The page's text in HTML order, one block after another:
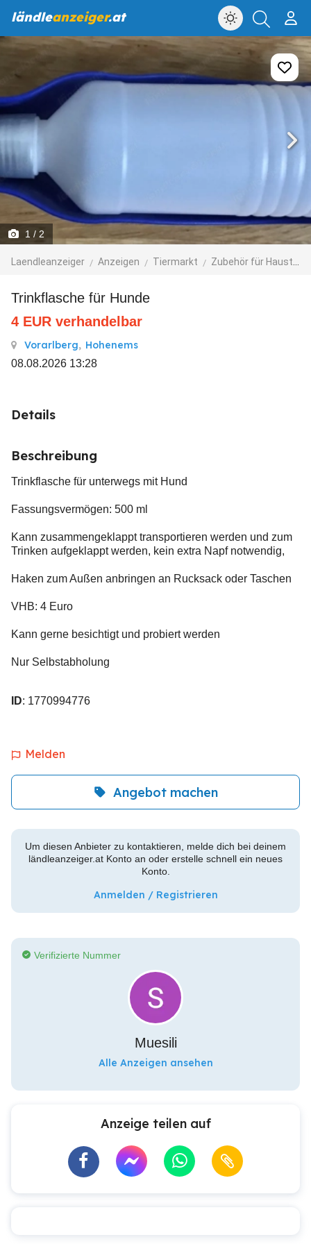
ländleanzeiger.at
1 / 2
Laendleanzeiger Anzeigen Tiermarkt Zubehör für Haustiere
Trinkflasche für Hunde
4 EUR verhandelbar
Vorarlberg, Hohenems
08.08.2026 13:28
Details
Beschreibung
Trinkflasche für unterwegs mit Hund
Fassungsvermögen: 500 ml
Kann zusammengeklappt transportieren werden und zum
Trinken aufgeklappt werden, kein extra Napf notwendig,
Haken zum Außen anbringen an Rucksack oder Taschen
VHB: 4 Euro
Kann gerne besichtigt und probiert werden
Nur Selbstabholung
ID: 1770994776
Melden
Angebot machen
Um diesen Anbieter zu kontaktieren, melde dich bei deinem
ländleanzeiger.at Konto an oder erstelle schnell ein neues
Konto.
Anmelden / Registrieren
Verifizierte Nummer
Muesili
Alle Anzeigen ansehen
Anzeige teilen auf